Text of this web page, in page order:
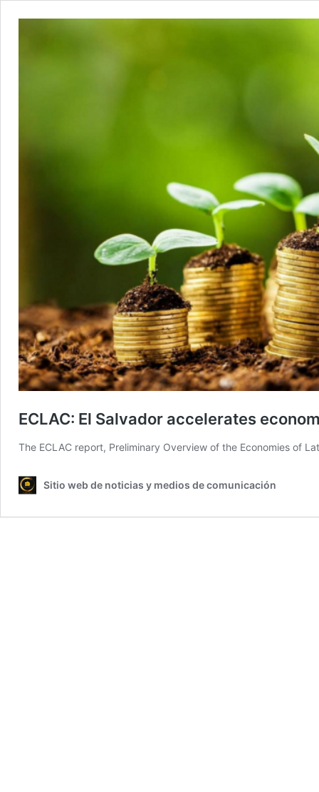
ECLAC: El Salvador accelerates
The ECLAC report, Preliminary Overview of the Economies of
Sitio web de noticias y medios de comunicación